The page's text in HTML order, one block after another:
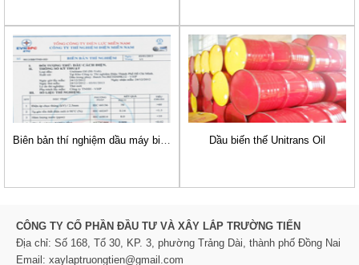
Dầu biến thế Unitrans Oil
CÔNG TY CỔ PHẦN ĐẦU TƯ VÀ XÂY LẮP TRƯỜNG TIẾN
Địa chỉ: Số 168, Tổ 30, KP. 3, phường Trảng Dài, thành phố Đồng Nai
Email: xaylaptruongtien@gmail.com